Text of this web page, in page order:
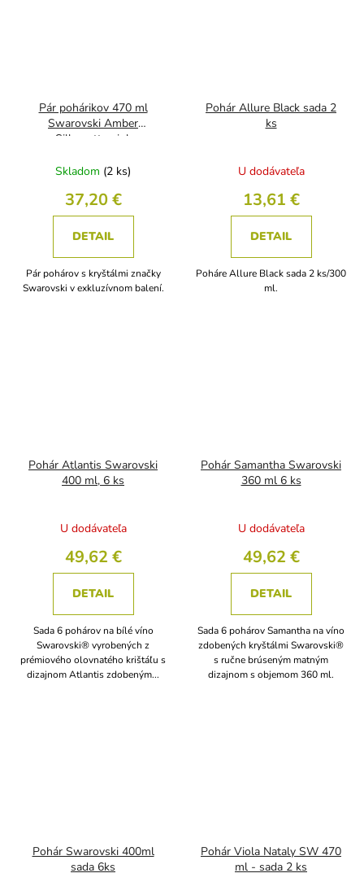
Pár pohárikov 470 ml
Swarovski Amber
Silhouette pink
Skladom (2 ks)
37,20 €
DETAIL
Pár pohárov s kryštálmi značky
Swarovski v exkluzívnom balení.
Pohár Allure Black sada 2
ks
U dodávateľa
13,61 €
DETAIL
Poháre Allure Black sada 2 ks/300
ml.
Pohár Atlantis Swarovski
400 ml, 6 ks
U dodávateľa
49,62 €
DETAIL
Sada 6 pohárov na bílé víno
Swarovski® vyrobených z
prémiového olovnatého krištáľu s
dizajnom Atlantis zdobeným...
Pohár Samantha Swarovski
360 ml 6 ks
U dodávateľa
49,62 €
DETAIL
Sada 6 pohárov Samantha na víno
zdobených kryštálmi Swarovski®
s ručne brúseným matným
dizajnom s objemom 360 ml.
Pohár Swarovski 400ml
sada 6ks
Pohár Viola Nataly SW 470
ml - sada 2 ks